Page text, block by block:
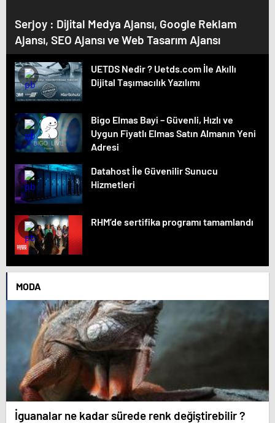
Serjoy : Dijital Medya Ajansı, Google Reklam
Ajansı, SEO Ajansı ve Web Tasarım Ajansı
UETDS Nedir ? Uetds.com İle Akıllı
Dijital Taşımacılık Yazılımı
Bigo Elmas Bayi – Güvenli, Hızlı ve
Uygun Fiyatlı Elmas Satın Almanın Yeni
Adresi
Datahost İle Güvenilir Sunucu
Hizmetleri
RHM’de sertifika programı tamamlandı
MODA
İguanalar ne kadar sürede renk değiştirebilir ?